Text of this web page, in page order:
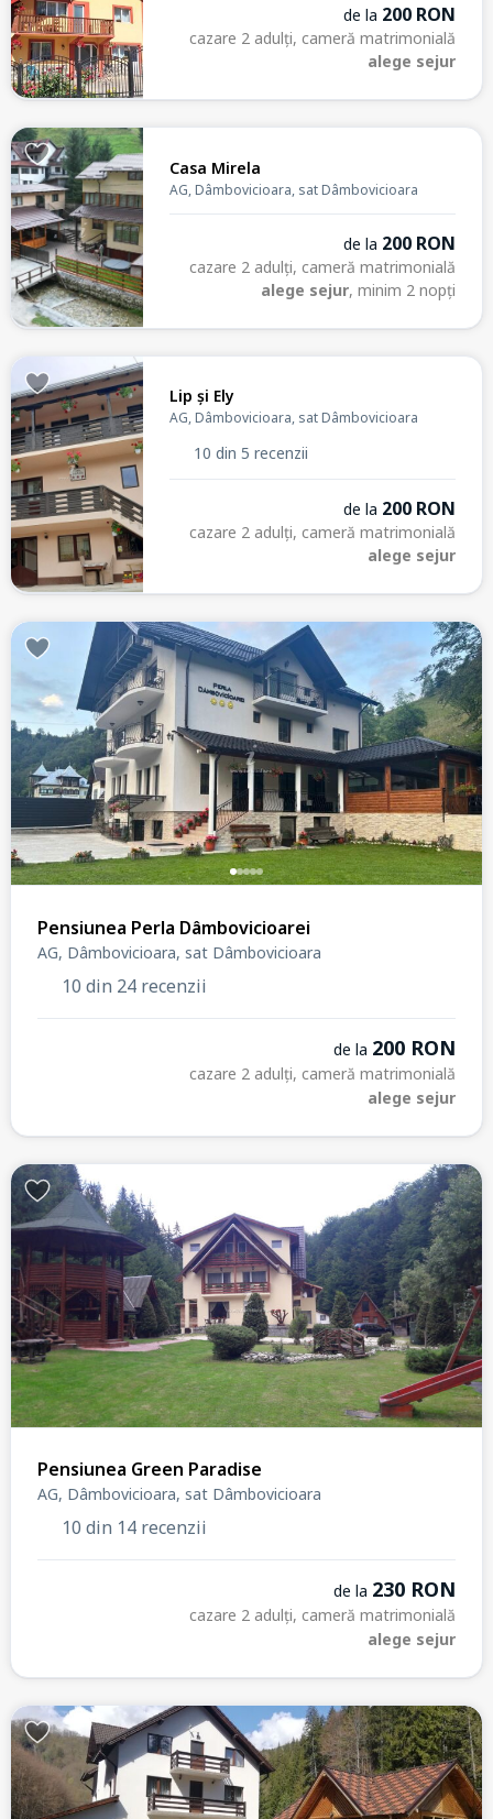
de la 200 RON
cazare 2 adulți, cameră matrimonială
alege sejur
Casa Mirela
AG, Dâmbovicioara, sat Dâmbovicioara
de la 200 RON
cazare 2 adulți, cameră matrimonială
alege sejur, minim 2 nopți
Lip și Ely
AG, Dâmbovicioara, sat Dâmbovicioara
10 din 5 recenzii
de la 200 RON
cazare 2 adulți, cameră matrimonială
alege sejur
Pensiunea Perla Dâmbovicioarei
AG, Dâmbovicioara, sat Dâmbovicioara
10 din 24 recenzii
de la 200 RON
cazare 2 adulți, cameră matrimonială
alege sejur
Pensiunea Green Paradise
AG, Dâmbovicioara, sat Dâmbovicioara
10 din 14 recenzii
de la 230 RON
cazare 2 adulți, cameră matrimonială
alege sejur